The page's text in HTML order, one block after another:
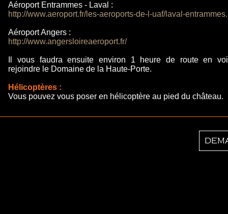
Aéroport Entrammes - Laval :
http://www.aeroport.fr/les-aeroports-de-l-uaf/laval-
Aéroport Angers :
http://www.angersloireaeroport.fr/
Il vous faudra ensuite environ 1 heure de route en
rejoindre le Domaine de la Haute-Porte.
Hélicoptères :
Vous pouvez vous poser en hélicoptère au pied du château.